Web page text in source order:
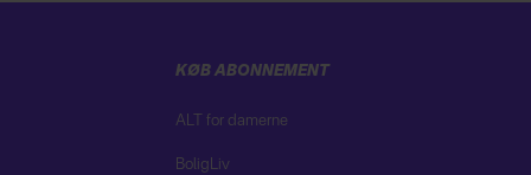
KØB ABONNEMENT
ALT for damerne
BoligLiv